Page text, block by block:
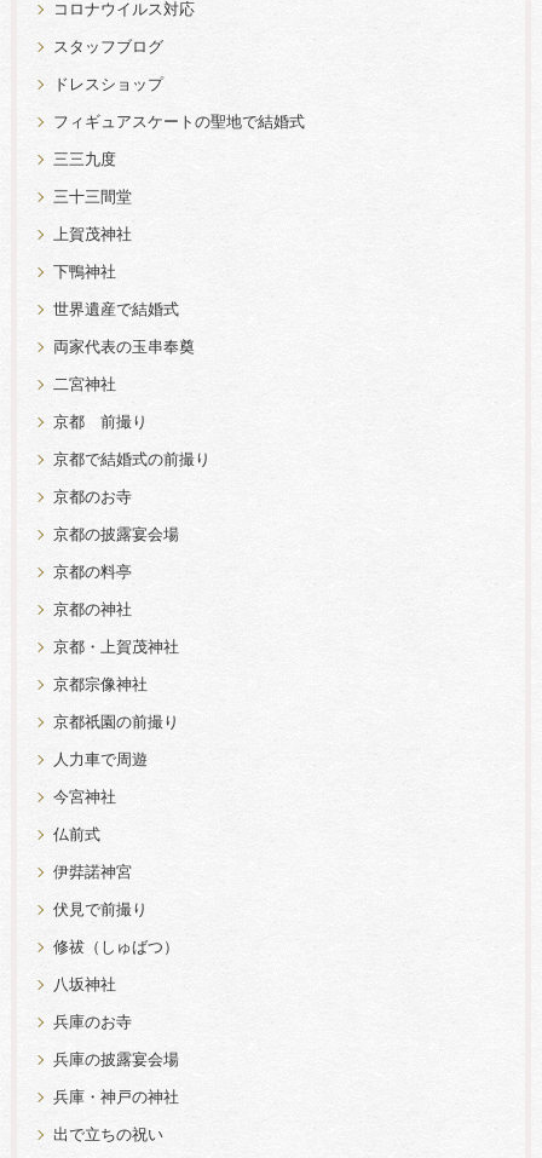
コロナウイルス対応
スタッフブログ
ドレスショップ
フィギュアスケートの聖地で結婚式
三三九度
三十三間堂
上賀茂神社
下鴨神社
世界遺産で結婚式
両家代表の玉串奉奠
二宮神社
京都 前撮り
京都で結婚式の前撮り
京都のお寺
京都の披露宴会場
京都の料亭
京都の神社
京都・上賀茂神社
京都宗像神社
京都祇園の前撮り
人力車で周遊
今宮神社
仏前式
伊弉諾神宮
伏見で前撮り
修祓（しゅばつ）
八坂神社
兵庫のお寺
兵庫の披露宴会場
兵庫・神戸の神社
出で立ちの祝い